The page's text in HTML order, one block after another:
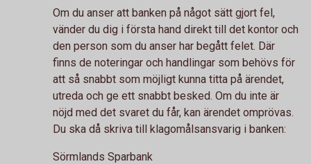
Om du anser att banken på något sätt gjort fel,
vänder du dig i första hand direkt till det kontor och
den person som du anser har begått felet. Där
finns de noteringar och handlingar som behövs för
att så snabbt som möjligt kunna titta på ärendet,
utreda och ge ett snabbt besked. Om du inte är
nöjd med det svaret du får, kan ärendet omprövas.
Du ska då skriva till klagomålsansvarig i banken:
Sörmlands Sparbank